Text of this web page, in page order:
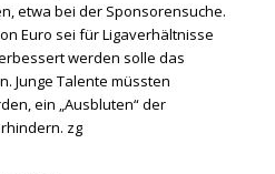
etwa bei der Sponsorensuche.
Euro sei für Ligaverhältnisse
werden solle das
Junge Talente müssten
ein „Ausbluten“ der
zg